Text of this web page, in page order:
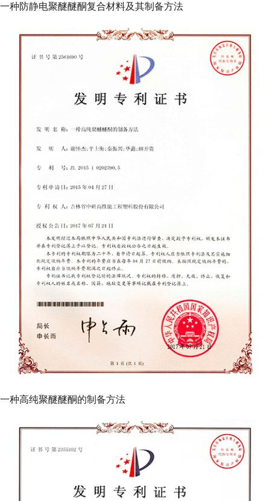
一种防静电聚醚醚酮复合材料及其制备方法
一种高纯聚醚醚酮的制备方法